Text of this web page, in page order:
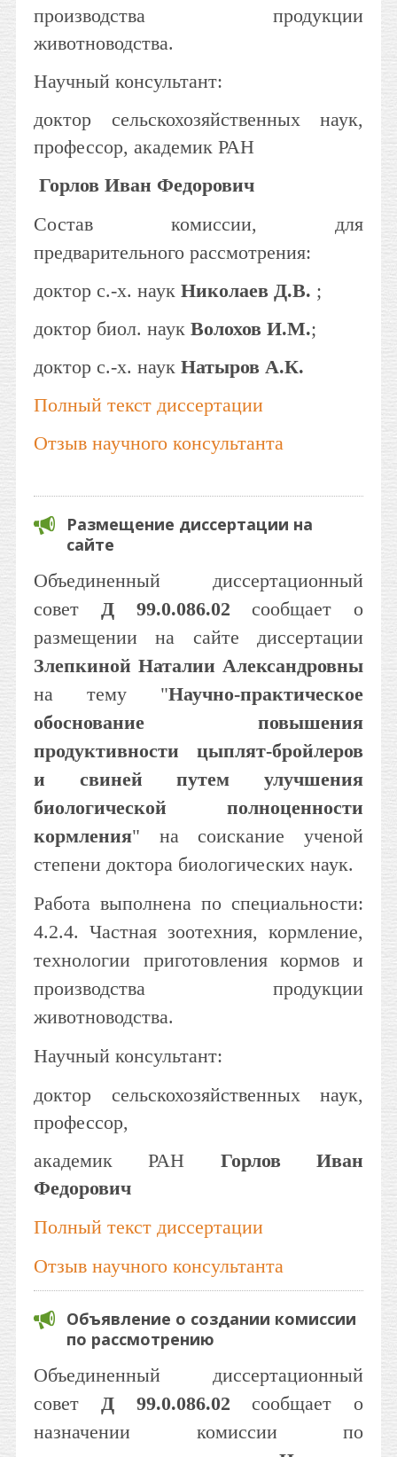
производства продукции
животноводства.
Научный консультант:
доктор сельскохозяйственных наук,
профессор, академик РАН
Горлов Иван Федорович
Состав комиссии, для
предварительного рассмотрения:
доктор с.-х. наук Николаев Д.В. ;
доктор биол. наук Волохов И.М.;
доктор с.-х. наук Натыров А.К.
Полный текст диссертации
Отзыв научного консультанта
Размещение диссертации на
сайте
Объединенный диссертационный
совет Д 99.0.086.02 сообщает о
размещении на сайте диссертации
Злепкиной Наталии Александровны
на тему "Научно-практическое
обоснование повышения
продуктивности цыплят-бройлеров
и свиней путем улучшения
биологической полноценности
кормления" на соискание ученой
степени доктора биологических наук.
Работа выполнена по специальности:
4.2.4. Частная зоотехния, кормление,
технологии приготовления кормов и
производства продукции
животноводства.
Научный консультант:
доктор сельскохозяйственныхнаук,
профессор,
академик РАН Горлов Иван
Федорович
Полный текст диссертации
Отзыв научного консультанта
Объявление о создании комиссии
по рассмотрению
Объединенный диссертационный
совет Д 99.0.086.02 сообщает о
назначении комиссии по